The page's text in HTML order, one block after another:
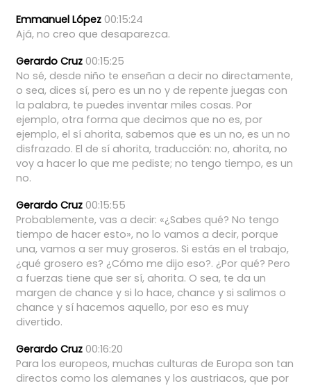
Emmanuel López 00:15:24
Ajá, no creo que desaparezca.
Gerardo Cruz 00:15:25
No sé, desde niño te enseñan a decir no directamente,
o sea, dices sí, pero es un no y de repente juegas con
la palabra, te puedes inventar miles cosas. Por
ejemplo, otra forma que decimos que no es, por
ejemplo, el sí ahorita, sabemos que es un no, es un no
disfrazado. El de sí ahorita, traducción: no, ahorita, no
voy a hacer lo que me pediste; no tengo tiempo, es un
no.
Gerardo Cruz 00:15:55
Probablemente, vas a decir: «¿Sabes qué? No tengo
tiempo de hacer esto», no lo vamos a decir, porque
una, vamos a ser muy groseros. Si estás en el trabajo,
¿qué grosero es? ¿Cómo me dijo eso?. ¿Por qué? Pero
a fuerzas tiene que ser sí, ahorita. O sea, te da un
margen de chance y si lo hace, chance y si salimos o
chance y sí hacemos aquello, por eso es muy
divertido.
Gerardo Cruz 00:16:20
Para los europeos, muchas culturas de Europa son tan
directos como los alemanes y los austriacos, que por